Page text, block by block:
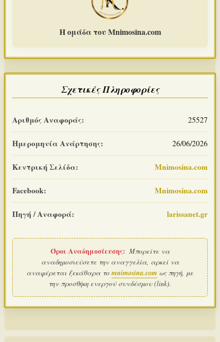
Η ομάδα του Mnimosina.com
Σχετικές Πληροφορίες
Αριθμός Αναφοράς: 25527
Ημερομηνία Ανάρτησης: 26/06/2026
Κεντρική Σελίδα: Mnimosina.com
Facebook: Mnimosina.com
Πηγή / Αναφορά: larissanet.gr
Όροι Αναδημοσίευσης: Μπορείτε να
αναδημοσιεύσετε την αναγγελία, αρκεί να
αναφέρεται ξεκάθαρα το mnimosina.com ως πηγή, με
την προσθήκη ενεργού συνδέσμου (link).